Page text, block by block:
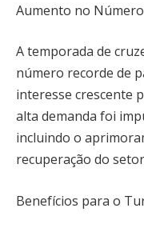
Aumento no
A temporada de
número recorde de
interesse crescente
alta demanda foi
incluindo o
recuperação do
Benefícios para o